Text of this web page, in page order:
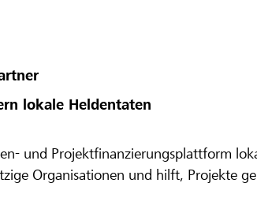
lokale Heldentaten
und Projektfinanzierungsplattform
Organisationen und hilft, Projekte